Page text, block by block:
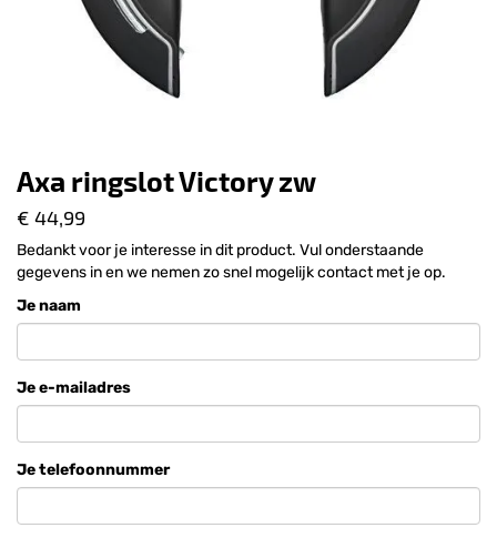
Axa ringslot Victory zw
€ 44,99
Bedankt voor je interesse in dit product. Vul onderstaande
gegevens in en we nemen zo snel mogelijk contact met je op.
Je naam
Je e-mailadres
Je telefoonnummer